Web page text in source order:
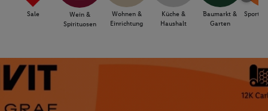
Sale
Wein &
Spirituosen
Wohnen &
Einrichtung
Küche &
Haushalt
Baumarkt &
Garten
Sport &